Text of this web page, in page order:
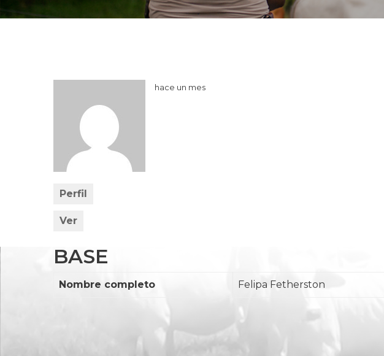
hace un mes
Perfil
Ver
BASE
Nombre completo Felipa Fetherston